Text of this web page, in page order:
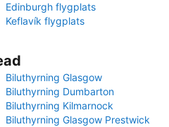
Edinburgh flygplats
Keflavík flygplats
Biluthyrning Glasgow
Biluthyrning Dumbarton
Biluthyrning Kilmarnock
Biluthyrning Glasgow Prestwick